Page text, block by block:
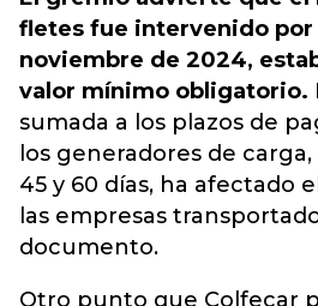
fletes fue intervenido por
noviembre de 2024,
valor mínimo obligatorio.
sumada a los plazos de
los generadores de
45 y 60 días, ha afectado
las empresas
documento.
Otro punto que Colfecar